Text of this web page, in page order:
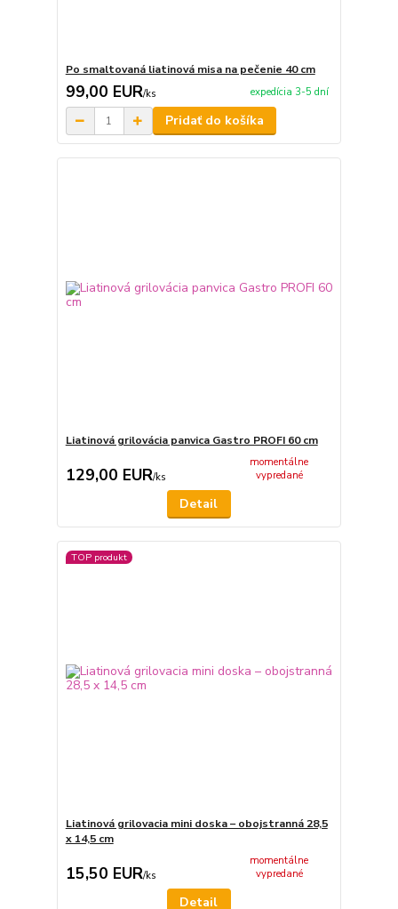
Po smaltovaná liatinová misa na pečenie 40 cm
99,00 EUR/ks expedícia 3-5 dní
Pridať do košíka
Liatinová grilovácia panvica Gastro PROFI 60 cm
129,00 EUR/ks
momentálne
vypredané
Detail
TOP produkt
Liatinová grilovacia mini doska – obojstranná 28,5
x 14,5 cm
15,50 EUR/ks
momentálne
vypredané
Detail